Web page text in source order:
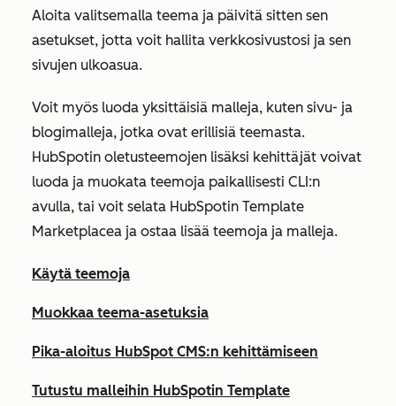
Aloita valitsemalla teema ja päivitä sitten sen
asetukset, jotta voit hallita verkkosivustosi ja sen
sivujen ulkoasua.
Voit myös luoda yksittäisiä malleja, kuten sivu- ja
blogimalleja, jotka ovat erillisiä teemasta.
HubSpotin oletusteemojen lisäksi kehittäjät voivat
luoda ja muokata teemoja paikallisesti CLI:n
avulla, tai voit selata HubSpotin Template
Marketplacea ja ostaa lisää teemoja ja malleja.
Käytä teemoja
Muokkaa teema-asetuksia
Pika-aloitus HubSpot CMS:n kehittämiseen
Tutustu malleihin HubSpotin Template